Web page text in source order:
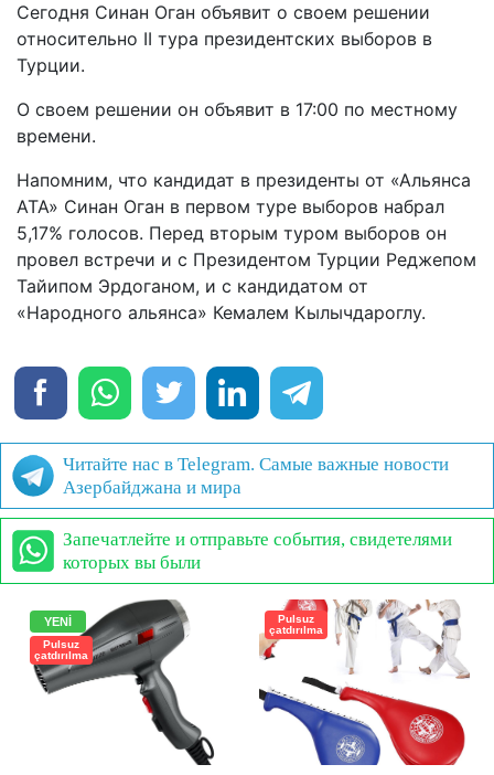
Сегодня Синан Оган объявит о своем решении
относительно II тура президентских выборов в
Турции.
O своем решении он объявит в 17:00 по местному
времени.
Напомним, что кандидат в президенты от «Альянса
АТА» Синан Оган в первом туре выборов набрал
5,17% голосов. Перед вторым туром выборов он
провел встречи и с Президентом Турции Реджепом
Тайипом Эрдоганом, и с кандидатом от
«Народного альянса» Кемалем Кылычдароглу.
Читайте нас в Telegram. Самые важные новости
Азербайджана и мира
Запечатлейте и отправьте события, свидетелями
которых вы были